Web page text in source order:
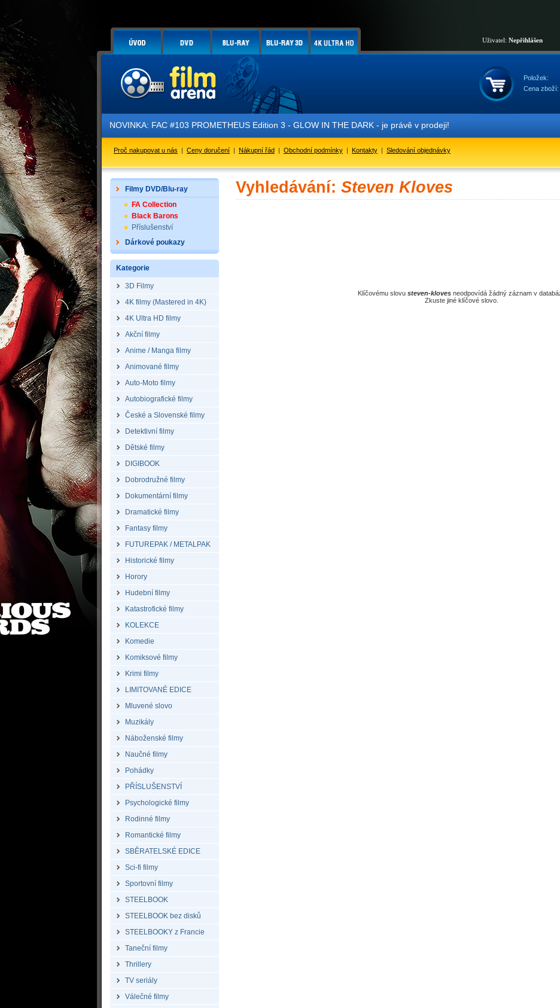
Uživatel: Nepřihlášen
Položek:
Cena zboží:
NOVINKA: FAC #103 PROMETHEUS Edition 3 - GLOW IN THE DARK - je právě v prodeji!
Proč nakupovat u nás | Ceny doručení | Nákupní řád | Obchodní podmínky | Kontakty | Sledování objednávky
Filmy DVD/Blu-ray
FA Collection
Black Barons
Příslušenství
Dárkové poukazy
Kategorie
3D Filmy
4K filmy (Mastered in 4K)
4K Ultra HD filmy
Akční filmy
Anime / Manga filmy
Animované filmy
Auto-Moto filmy
Autobiografické filmy
České a Slovenské filmy
Detektivní filmy
Dětské filmy
DIGIBOOK
Dobrodružné filmy
Dokumentární filmy
Dramatické filmy
Fantasy filmy
FUTUREPAK / METALPAK
Historické filmy
Horory
Hudební filmy
Katastrofické filmy
KOLEKCE
Komedie
Komiksové filmy
Krimi filmy
LIMITOVANÉ EDICE
Mluvené slovo
Muzikály
Náboženské filmy
Naučné filmy
Pohádky
PŘÍSLUŠENSTVÍ
Psychologické filmy
Rodinné filmy
Romantické filmy
SBĚRATELSKÉ EDICE
Sci-fi filmy
Sportovní filmy
STEELBOOK
STEELBOOK bez disků
STEELBOOKY z Francie
Taneční filmy
Thrillery
TV seriály
Válečné filmy
Vyhledávání: Steven Kloves
Klíčovému slovu steven-klovesneodpovídá žádný záznam v
Zkuste jiné klíčové slovo.